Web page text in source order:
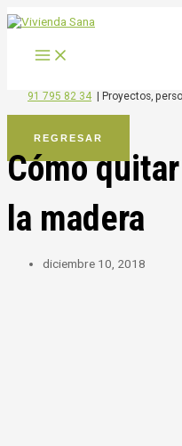
al
91 795 82 34 Proyectos,
REGRESAR
Cómo
la madera
diciembre 10, 2018